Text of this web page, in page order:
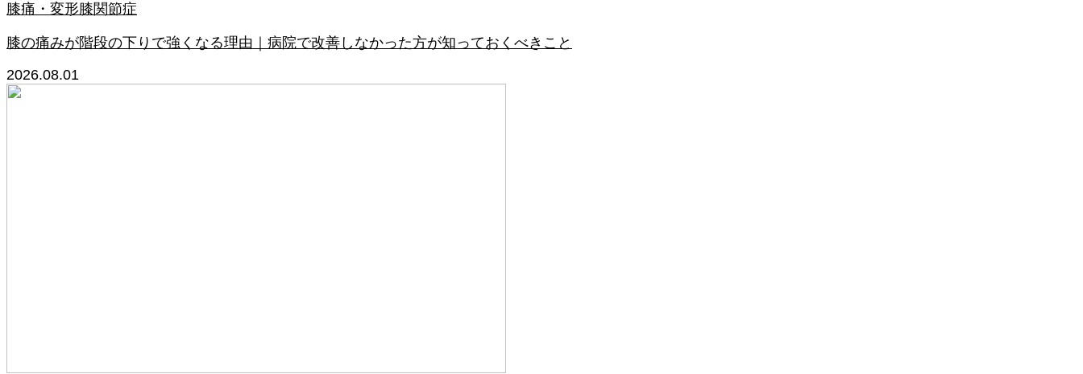
膝痛・変形膝関節症
膝の痛みが階段の下りで強くなる理由｜病院で改善しなかった方が知っておくべきこと
2026.08.01